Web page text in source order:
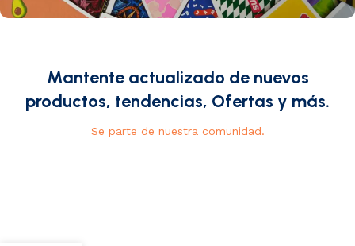
Mantente actualizado de nuevos
productos, tendencias, Ofertas y más.
Se parte de nuestra comunidad.